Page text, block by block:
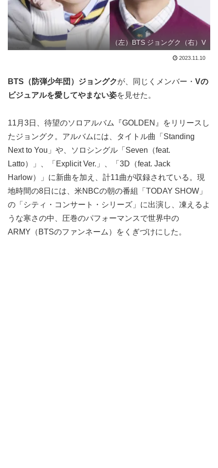
（左）BTS ジョングク（右）V
2023.11.10
BTS（防弾少年団）ジョングクが、同じくメンバー・ Vの
ビジュアルを愛してやまない姿を見せた。
11月3日、待望のソロアルバム『GOLDEN』をリリースし
たジョングク。アルバムには、タイトル曲「Standing
Next to You」や、ソロシングル「Seven（feat.
Latto）」、「Explicit Ver.」、「3D（feat. Jack
Harlow）」に新曲を加え、計11曲が収録されている。現
地時間の8日には、米NBCの朝の番組「TODAY SHOW」
の「シティ・コンサート・シリーズ」に出演し、凍えるよ
うな寒さの中、圧巻のパフォーマンスで世界中の
ARMY（BTSのファンネーム）をくぎづけにした。